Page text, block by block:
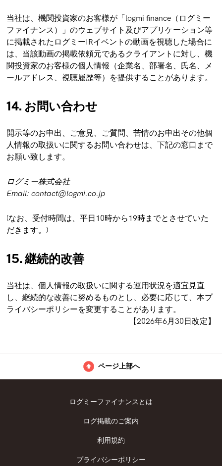
当社は、機関投資家のお客様が「logmi finance（ログミー
ファイナンス）」のウェブサイト及びアプリケーション等
に掲載されたログミーIRイベントの動画を視聴した場合に
は、当該動画の掲載依頼元であるクライアントに対し、機
関投資家のお客様の個人情報（企業名、部署名、氏名、メ
ールアドレス、視聴履歴等）を提供することがあります。
14. お問い合わせ
開示等のお申出、ご意見、ご質問、苦情のお申出その他個
人情報の取扱いに関するお問い合わせは、下記の窓口まで
お願い致します。
ログミー株式会社
Email: contact@logmi.co.jp
(なお、受付時間は、平日10時から19時までとさせていた
だきます。)
15. 継続的改善
当社は、個人情報の取扱いに関する運用状況を適宜見直
し、継続的な改善に努めるものとし、必要に応じて、本プ
ライバシーポリシーを変更することがあります。
【2026年6月30日改定】
ページ上部へ
ログミーファイナンスとは
ログ掲載のご案内
利用規約
プライバシーポリシー